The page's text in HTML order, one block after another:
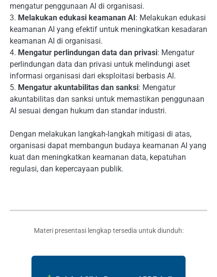
mengatur penggunaan AI di organisasi.
3. Melakukan edukasi keamanan AI: Melakukan edukasi
keamanan AI yang efektif untuk meningkatkan kesadaran
keamanan AI di organisasi.
4. Mengatur perlindungan data dan privasi: Mengatur
perlindungan data dan privasi untuk melindungi aset
informasi organisasi dari eksploitasi berbasis AI.
5. Mengatur akuntabilitas dan sanksi: Mengatur
akuntabilitas dan sanksi untuk memastikan penggunaan
AI sesuai dengan hukum dan standar industri.
Dengan melakukan langkah-langkah mitigasi di atas,
organisasi dapat membangun budaya keamanan AI yang
kuat dan meningkatkan keamanan data, kepatuhan
regulasi, dan kepercayaan publik.
Materi presentasi lengkap tersedia untuk diunduh: